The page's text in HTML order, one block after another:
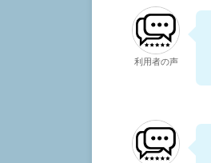
利用者の声